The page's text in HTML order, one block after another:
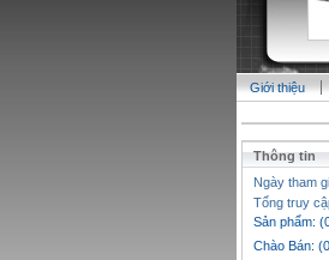
Giới thiệu
Thông tin
Ngày tham
Tổng truy
Sản phẩm:
Chào Bán: